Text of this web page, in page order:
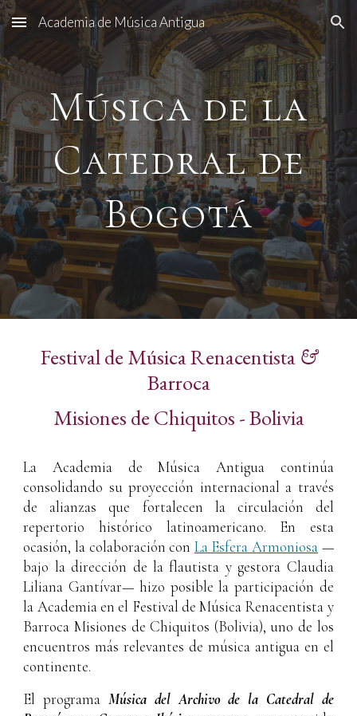
Skip to main content Skip to navigation
Academia de Música Antigua
Música de la
Catedral de
Bogotá
Festival de Música Renacentista &
Barroca
Misiones de Chiquitos - Bolivia
La Academia de Música Antigua continúa
consolidando su proyección internacional a través
de alianzas que fortalecen la circulación del
repertorio histórico latinoamericano. En esta
ocasión, la colaboración con La Esfera Armoniosa—
bajo la dirección de la flautista y gestora Claudia
Liliana Gantívar— hizo posible la participación de
la Academia en el Festival de Música Renacentista y
Barroca Misiones de Chiquitos (Bolivia), uno de los
encuentros más relevantes de música antigua en el
continente.
El programa Música del Archivo de la Catedral de